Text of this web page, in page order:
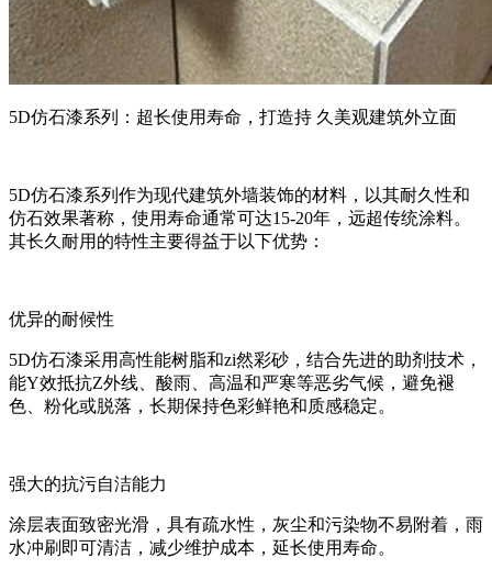
5D仿石漆系列：超长使用寿命，打造持 久美观建筑外立面
5D仿石漆系列作为现代建筑外墙装饰的材料，以其耐久性和
仿石效果著称，使用寿命通常可达15-20年，远超传统涂料。
其长久耐用的特性主要得益于以下优势：
优异的耐候性
5D仿石漆采用高性能树脂和zi然彩砂，结合先进的助剂技术，
能Y效抵抗Z外线、酸雨、高温和严寒等恶劣气候，避免褪
色、粉化或脱落，长期保持色彩鲜艳和质感稳定。
强大的抗污自洁能力
涂层表面致密光滑，具有疏水性，灰尘和污染物不易附着，雨
水冲刷即可清洁，减少维护成本，延长使用寿命。